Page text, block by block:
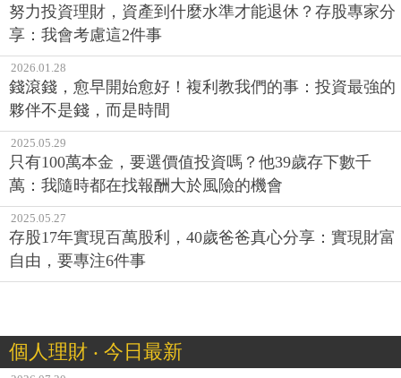
努力投資理財，資產到什麼水準才能退休？存股專家分
享：我會考慮這2件事
2026.01.28
錢滾錢，愈早開始愈好！複利教我們的事：投資最強的
夥伴不是錢，而是時間
2025.05.29
只有100萬本金，要選價值投資嗎？他39歲存下數千
萬：我隨時都在找報酬大於風險的機會
2025.05.27
存股17年實現百萬股利，40歲爸爸真心分享：實現財富
自由，要專注6件事
個人理財 ‧ 今日最新